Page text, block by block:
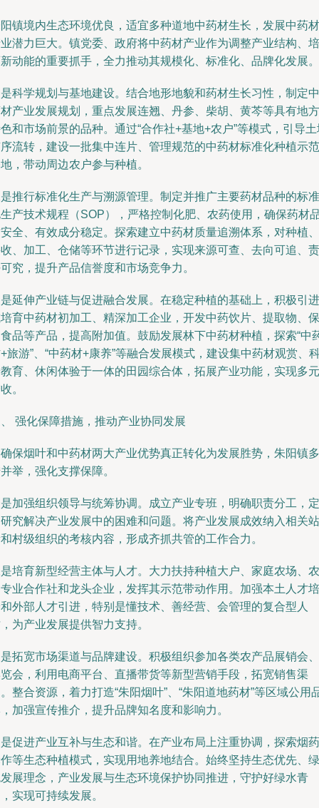
镇境内生态环境优良，适宜多种道地中药材生长，发展中药材
潜力巨大。镇党委、政府将中药材产业作为调整产业结构、培
动能的重要抓手，全力推动其规模化、标准化、品牌化发展。
科学规划与基地建设。结合地形地貌和药材生长习性，制定中
产业发展规划，重点发展连翘、丹参、柴胡、黄芩等具有地方
和市场前景的品种。通过“合作社+基地+农户”等模式，引导
流转，建设一批集中连片、管理规范的中药材标准化种植示范
，带动周边农户参与种植。
推行标准化生产与溯源管理。制定并推广主要药材品种的标准
产技术规程（SOP），严格控制化肥、农药使用，确保药材
全、有效成分稳定。探索建立中药材质量追溯体系，对种植、
、加工、仓储等环节进行记录，实现来源可查、去向可追、责
究，提升产品信誉度和市场竞争力。
延伸产业链与促进融合发展。在稳定种植的基础上，积极引进
育中药材初加工、精深加工企业，开发中药饮片、提取物、保
品等产品，提高附加值。鼓励发展林下中药材种植，探索“中
旅游”、“中药材+康养”等融合发展模式，建设集中药材观赏、
育、休闲体验于一体的田园综合体，拓展产业功能，实现多元
。
强化保障措施，推动产业协同发展
保烟叶和中药材两大产业优势真正转化为发展胜势，朱阳镇多
举，强化支撑保障。
加强组织领导与统筹协调。成立产业专班，明确职责分工，定
究解决产业发展中的困难和问题。将产业发展成效纳入相关站
村级组织的考核内容，形成齐抓共管的工作合力。
培育新型经营主体与人才。大力扶持种植大户、家庭农场、农
业合作社和龙头企业，发挥其示范带动作用。加强本土人才培
外部人才引进，特别是懂技术、善经营、会管理的复合型人
为产业发展提供智力支持。
拓宽市场渠道与品牌建设。积极组织参加各类农产品展销会、
会，利用电商平台、直播带货等新型营销手段，拓宽销售渠
整合资源，着力打造“朱阳烟叶”、“朱阳道地药材”等区域公用
加强宣传推介，提升品牌知名度和影响力。
促进产业互补与生态和谐。在产业布局上注重协调，探索烟药
等生态种植模式，实现用地养地结合。始终坚持生态优先、绿
展理念，产业发展与生态环境保护协同推进，守护好绿水青
实现可持续发展。